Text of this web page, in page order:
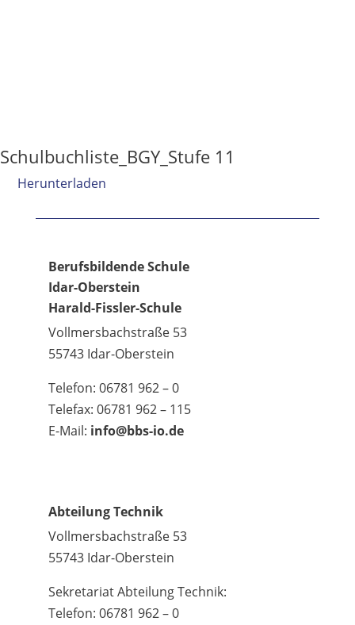
Schulbuchliste_BGY_Stufe 11
Herunterladen
Berufsbildende Schule
Idar-Oberstein
Harald-Fissler-Schule
Vollmersbachstraße 53
55743 Idar-Oberstein
Telefon: 06781 962 – 0
Telefax: 06781 962 – 115
E-Mail: info@bbs-io.de
Abteilung Technik
Vollmersbachstraße 53
55743 Idar-Oberstein
Sekretariat Abteilung Technik:
Telefon: 06781 962 – 0